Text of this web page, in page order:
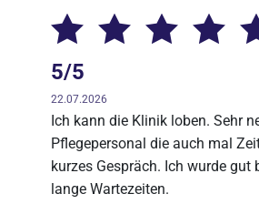
5/5
22.07.2026
Ich kann die Klinik loben. Sehr
Pflegepersonal die auch mal
kurzes Gespräch. Ich wurde gut
lange Wartezeiten.